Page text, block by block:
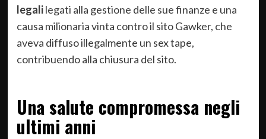
legalilegati alla gestione delle sue finanze e una
causa milionaria vinta contro il sito Gawker, che
aveva diffuso illegalmente un sex tape,
contribuendo alla chiusura del sito.
Una salute compromessa negli
ultimi anni